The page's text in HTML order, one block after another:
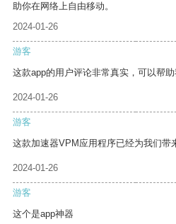
助你在网络上自由移动。
2024-01-26
游客
这款app的用户评论非常真实，可以帮助
2024-01-26
游客
这款加速器VPM应用程序已经为我们带
2024-01-26
游客
这个是app神器